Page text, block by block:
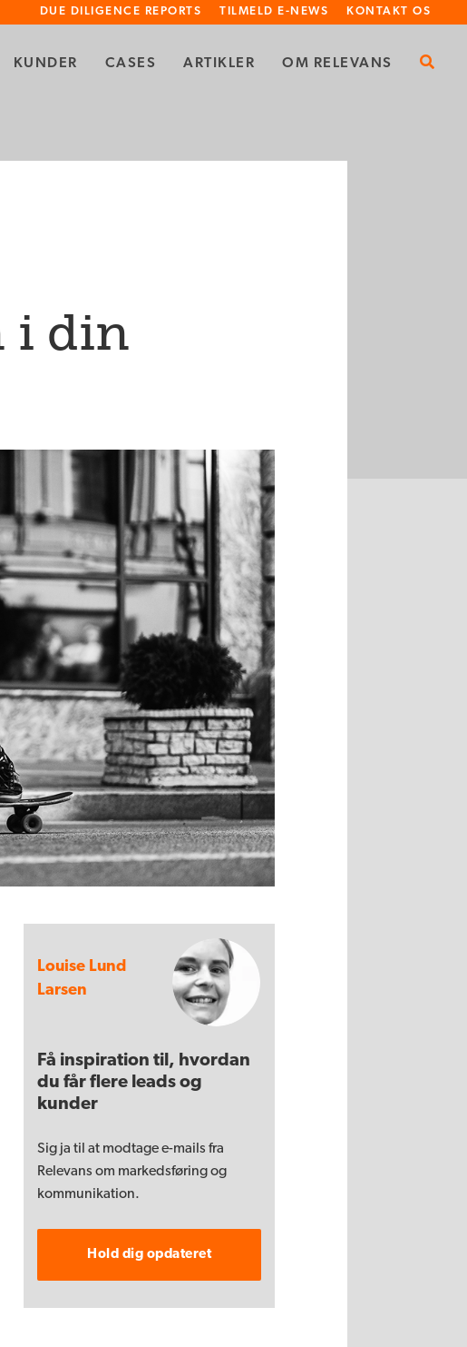
DUE DILIGENCE REPORTS TILMELD E-NEWS KONTAKT OS
KUNDER CASES ARTIKLER OM RELEVANS
i din
Louise Lund
Larsen
Få inspiration til, hvordan
du får flere leads og
kunder
Sig ja til at modtage e-mails fra
Relevans om markedsføring og
kommunikation.
Hold dig opdateret